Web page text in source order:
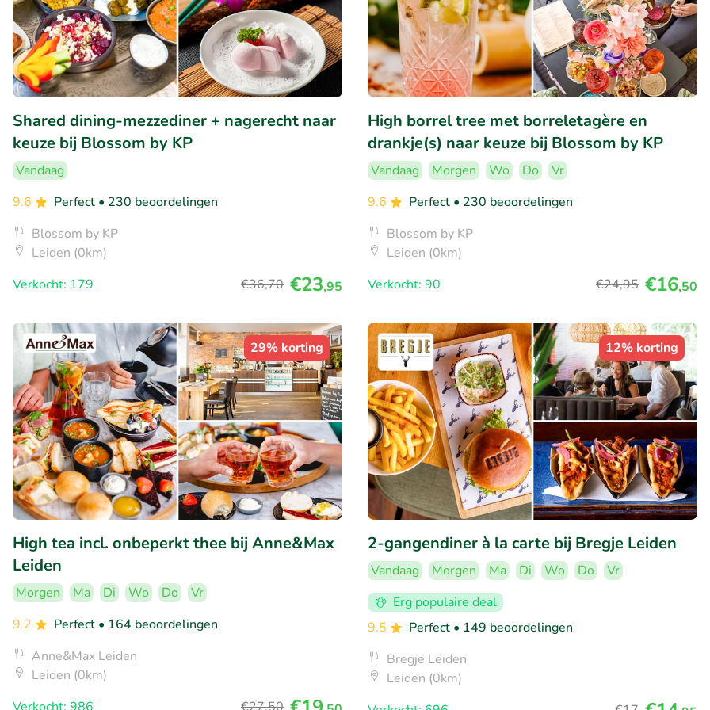
Shared dining-mezzediner + nagerecht naar
keuze bij Blossom by KP
Vandaag
9.6
Perfect • 230 beoordelingen
Blossom by KP
Leiden (0km)
Verkocht: 179
€36,70 €23,95
High borrel tree met borreletagère en
drankje(s) naar keuze bij Blossom by KP
Vandaag Morgen Wo Do
Vr
9.6
Perfect • 230 beoordelingen
Blossom by KP
Leiden (0km)
Verkocht: 90
€24,95 €16,50
29% korting
High tea incl. onbeperkt thee bij Anne&Max
Leiden
Morgen Ma Di Wo Do
Vr
9.2
Perfect • 164 beoordelingen
Anne&Max Leiden
Leiden (0km)
12% korting
2-gangendiner à la carte bij Bregje Leiden
Vandaag Morgen Ma Di Wo Do
Vr
Erg populaire deal
9.5
Perfect • 149 beoordelingen
Bregje Leiden
Leiden (0km)